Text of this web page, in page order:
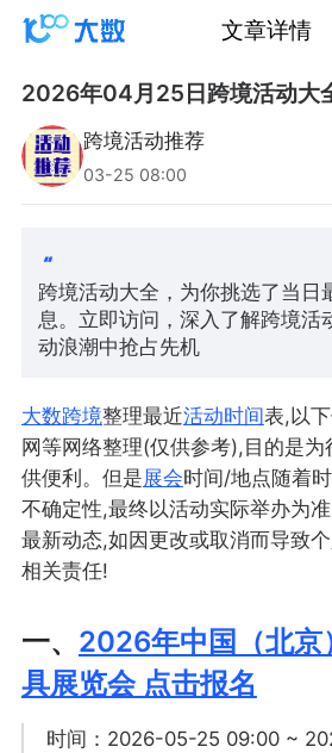
文章详情
2026年04月25日跨境活动大
跨境活动推荐
03-25 08:00
跨境活动大全，为你挑选了当日
息。立即访问，深入了解跨境活
动浪潮中抢占先机
大数跨境整理最近活动时间表,以
网等网络整理(仅供参考),目的是
供便利。但是展会时间/地点随着
不确定性,最终以活动实际举办为
最新动态,如因更改或取消而导致
相关责任!
一、 2026年中国（北京
具展览会 点击报名
时间：2026-05-25 09:00 ~